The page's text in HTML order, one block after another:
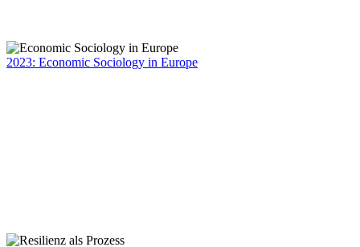
2023: Economic Sociology in Europe